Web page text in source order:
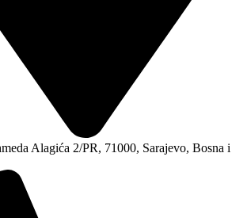
Alagića 2/PR, 71000, Sarajevo, Bosna i